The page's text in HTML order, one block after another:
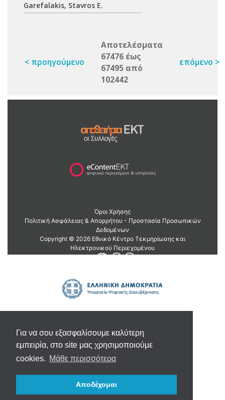
Για να σου εξασφαλίσουμε καλύτερη
εμπειρία, στο site μας χρησιμοποιούμε
cookies. Μάθε περισσότερα
Αποδέχομαι
Garefalakis, Stavros E.
< προηγούμενο
Αποτελέσματα
67476 έως
67495 από
102442
επόμενο >